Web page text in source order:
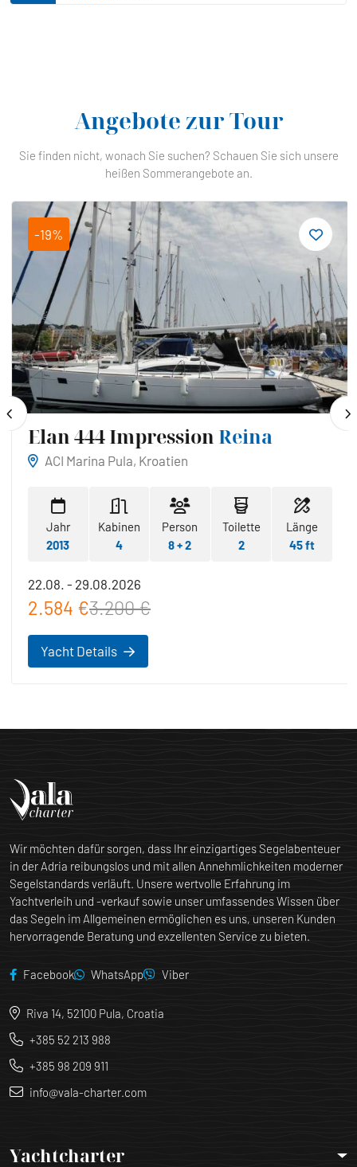
Angebote zur Tour
Sie finden nicht, wonach Sie suchen? Schauen Sie sich unsere
heißen Sommerangebote an.
-19%
Elan 444 Impression Reina
ACI Marina Pula, Kroatien
Jahr
2013
Kabinen
4
Person
8 + 2
Toilette
2
Länge
45 ft
22.08. - 29.08.2026
2.584 €3.200 €
Yacht Details
Wir möchten dafür sorgen, dass Ihr einzigartiges Segelabenteuer
in der Adria reibungslos und mit allen Annehmlichkeiten moderner
Segelstandards verläuft. Unsere wertvolle Erfahrung im
Yachtverleih und -verkauf sowie unser umfassendes Wissen über
das Segeln im Allgemeinen ermöglichen es uns, unseren Kunden
hervorragende Beratung und exzellenten Service zu bieten.
Facebook WhatsApp Viber
Riva 14, 52100 Pula, Croatia
+385 52 213 988
+385 98 209 911
info@vala-charter.com
Yachtcharter